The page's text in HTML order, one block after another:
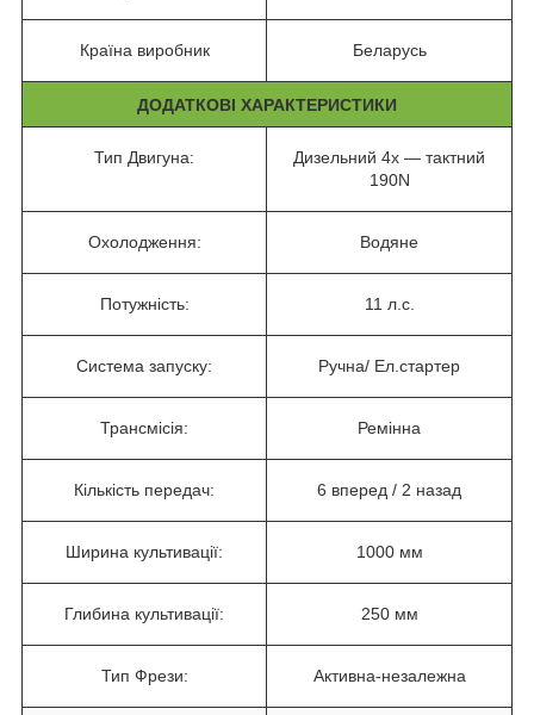
Країна виробник Беларусь
ДОДАТКОВІ ХАРАКТЕРИСТИКИ
Тип Двигуна:
Дизельний 4х — тактний
190N
Охолодження: Водяне
Потужність: 11 л.с.
Система запуску: Ручна/ Ел.стартер
Трансмісія: Ремінна
Кількість передач: 6 вперед / 2 назад
Ширина культивації: 1000 мм
Глибина культивації: 250 мм
Тип Фрези: Активна-незалежна